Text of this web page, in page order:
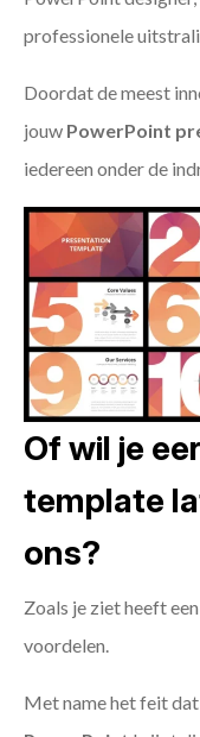
professionele
Doordat de meest
jouw PowerPoint
iedereen onder de
Of wil je
template
ons?
Zoals je ziet heeft
voordelen.
Met name het feit